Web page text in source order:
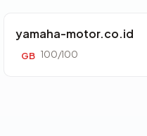
yamaha-motor.co.id
GB 100/100